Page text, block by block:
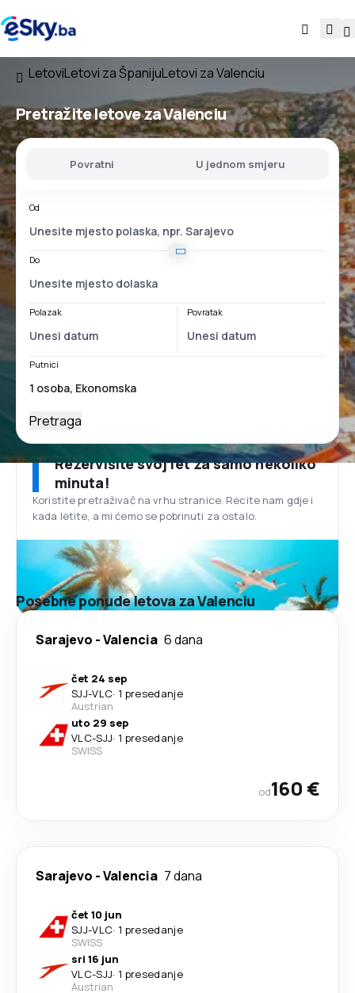
LetoviLetovi za ŠpanijuLetovi za Valenciu
Pretražite letove za Valenciu
Povratni U jednom smjeru
Od
Do
Polazak Povratak
Putnici
Pretraga
Rezervišite svoj let za samo nekoliko
minuta!
Koristite pretraživač na vrhu stranice. Recite nam gdje i
kada letite, a mi ćemo se pobrinuti za ostalo.
Posebne ponude letova za Valenciu
Sarajevo -Valencia 6 dana
čet 24 sep
SJJ-VLC· 1 presedanje
Austrian
uto 29 sep
VLC-SJJ· 1 presedanje
SWISS
od160 €
Sarajevo -Valencia 7 dana
čet 10 jun
SJJ-VLC· 1 presedanje
SWISS
sri 16 jun
VLC-SJJ· 1 presedanje
Austrian